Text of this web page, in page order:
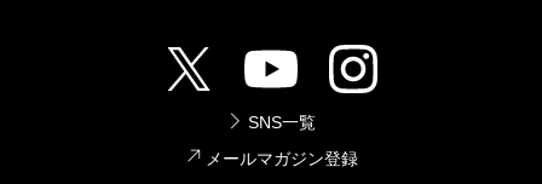
SNS一覧
メールマガジン登録